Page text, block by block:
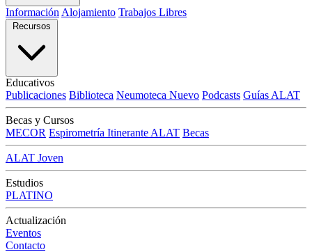
Información Alojamiento Trabajos Libres
Recursos
Educativos
Publicaciones Biblioteca Neumoteca Nuevo Podcasts Guías ALAT
Becas y Cursos
MECOR Espirometría Itinerante ALAT Becas
ALAT Joven
Estudios
PLATINO
Actualización
Eventos
Contacto